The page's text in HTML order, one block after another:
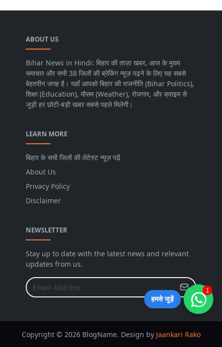
ABOUT US
Bihar News in Hindi: बिहार की ताज़ा खबर, आज के मुख्य
समाचार और सभी 38 जिलों की ब्रेकिंग न्यूज़ पढ़ने के लिए यह सबसे
बेहतरीन जगह है। यहाँ आपको बिहार की राजनीति (Bihar Politics),
शिक्षा (Education), मौसम (Weather), रोजगार, और क्राइम से
जुड़ी हर छोटी-बड़ी खबर सबसे पहले मिलेगी।
LEARN MORE
बिहार के सभी जिलों की लेटेस्ट न्यूज़ पढ़ें
About Us
Privacy Policy
Disclaimer
NEWSLETTER
Stay up to date with the latest news and relevant
updates from us.
Copyright © 2026 BlogName. Design by Jaankari Rako
हमसे जुड़ें
1